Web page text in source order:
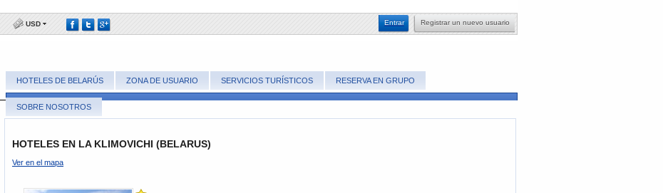
USD ​Registrar un nuevo usuario
​Entrar
HOTELES DE BELARÚS ZONA DE USUARIO SERVICIOS TURÍSTICOS RESERVA EN GRUPO
SOBRE NOSOTROS
HOTELES EN LA KLIMOVICHI (BELARUS)
Ver en el mapa